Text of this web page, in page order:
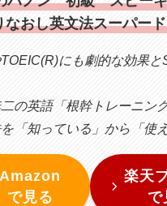
なおし英文法スーパー
にも劇的な効果
の英語「根幹トレーニング
「知っている」から「使
Amazon
で見る
楽天
で